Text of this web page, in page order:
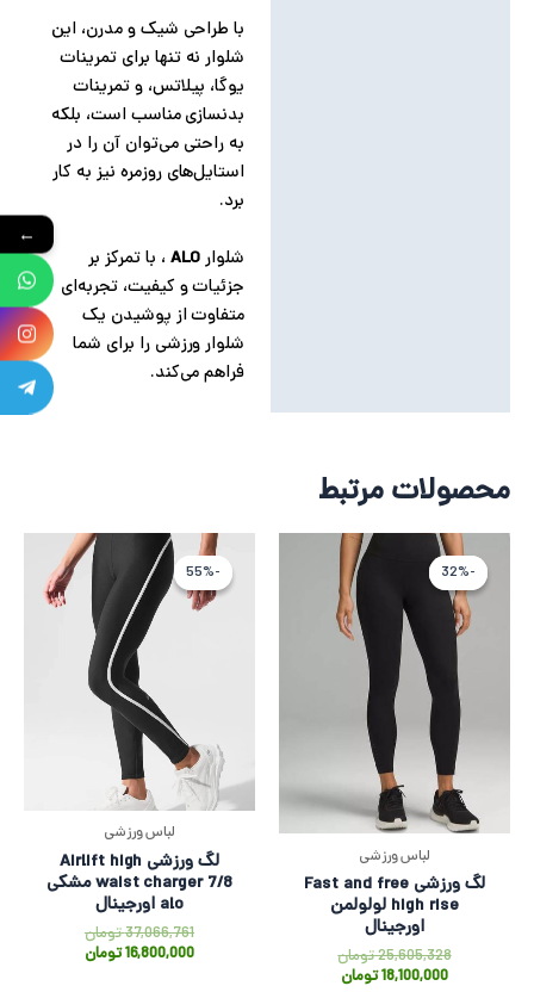
با طراحی شیک و مدرن، این
شلوار نه تنها برای تمرینات
یوگا، پیلاتس، و تمرینات
بدنسازی مناسب است، بلکه
به راحتی می‌توان آن را در
استایل‌های روزمره نیز به کار
برد.
شلوارALO ، با تمرکز بر
جزئیات و کیفیت، تجربه‌ای
متفاوت از پوشیدن یک
شلوار ورزشی را برای شما
فراهم می‌کند.
محصولات مرتبط
-32%-32%
لباس ورزشی
لگ ورزشی Fast and free
high rise لولولمن
اورجینال
25,605,328تومان
25,605,328 تومان
بود.
18,100,000تومان
قیمت
است.
-55%-55%
لباس ورزشی
لگ ورزشی Airlift high
waist charger 7/8 مشکی
alo اورجینال
37,066,761تومان
قیمت
اصلی
بود.
16,800,000تومان
قیمت
فعلی
است.
←